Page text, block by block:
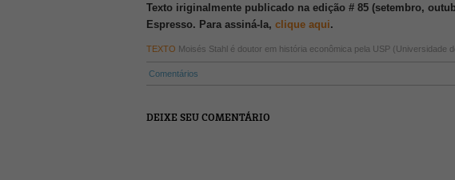
Texto iriginalmente publicado na edição # 85 (setembro,
Espresso. Para assiná-la, clique aqui.
TEXTO Moisés Stahl é doutor em história econômica pela USP (Universidade
Comentários
DEIXE SEU COMENTÁRIO